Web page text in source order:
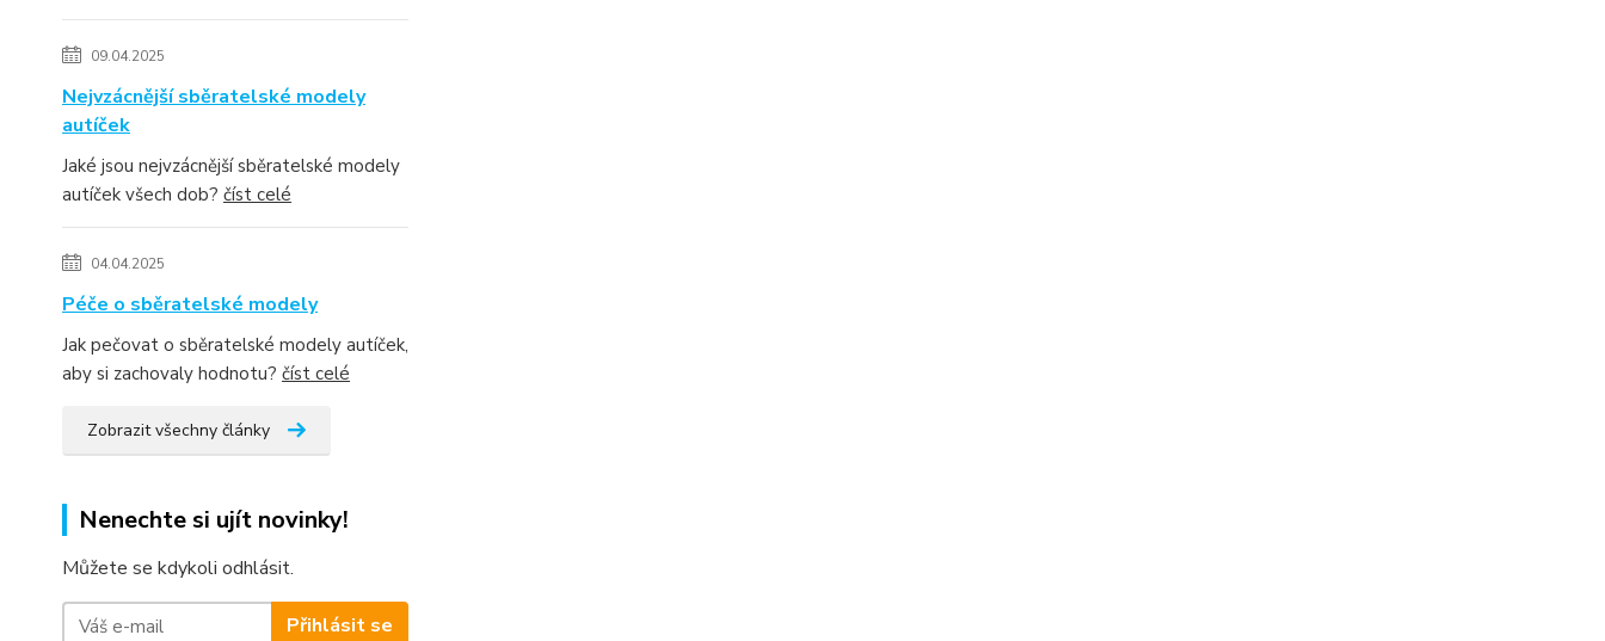
09.04.2025
Nejvzácnější sběratelské modely
autíček
Jaké jsou nejvzácnější sběratelské modely
autíček všech dob? číst celé
04.04.2025
Péče o sběratelské modely
Jak pečovat o sběratelské modely autíček,
aby si zachovaly hodnotu? číst celé
Zobrazit všechny články
Nenechte si ujít novinky!
Můžete se kdykoli odhlásit.
Přihlásit se